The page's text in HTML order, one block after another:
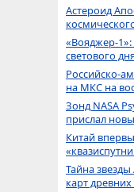
Астероид
«Вояджер-1»:
светового
Российско-
на МКС на
Зонд NASA
прислал
Китай
Тайна
карт